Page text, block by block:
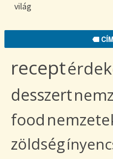
világ
recept
desszert
food
zöldség